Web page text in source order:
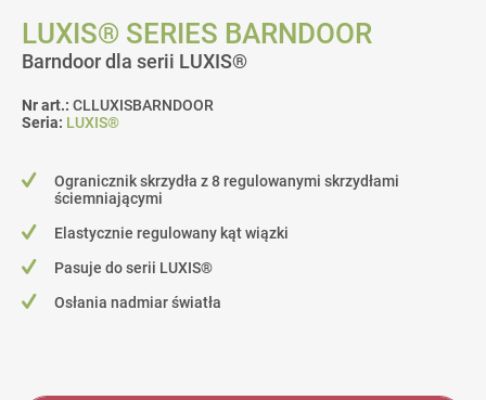
LUXIS® SERIES BARNDOOR
Barndoor dla serii LUXIS®
Nr art.: CLLUXISBARNDOOR
Seria: LUXIS®
Ogranicznik skrzydła z 8 regulowanymi skrzydłami
ściemniającymi
Elastycznie regulowany kąt wiązki
Pasuje do serii LUXIS®
Osłania nadmiar światła